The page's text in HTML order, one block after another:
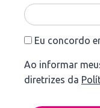
Eu concordo
Ao informar
diretrizes da